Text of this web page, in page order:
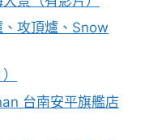
攻頂爐、Snow
台南安平旗艦店